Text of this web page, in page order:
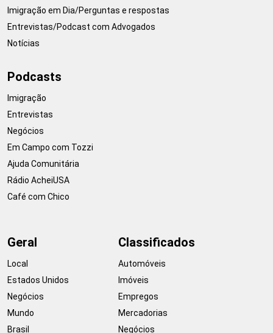
Imigração em Dia/Perguntas e respostas
Entrevistas/Podcast com Advogados
Notícias
Podcasts
Imigração
Entrevistas
Negócios
Em Campo com Tozzi
Ajuda Comunitária
Rádio AcheiUSA
Café com Chico
Geral
Local
Estados Unidos
Negócios
Mundo
Brasil
Classificados
Automóveis
Imóveis
Empregos
Mercadorias
Negócios